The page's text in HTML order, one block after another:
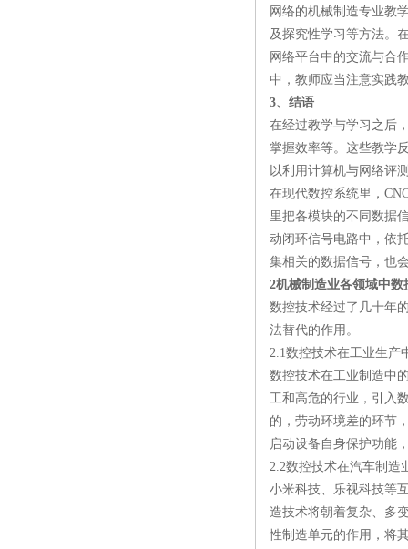
网络的机械制造专业教
及探究性学习等方法。
网络平台中的交流与合
中，教师应当注意实践
3、结语
在经过教学与学习之后
掌握效率等。这些教学
以利用计算机与网络评
在现代数控系统里，
里把各模块的不同数据
动闭环信号电路中，依
集相关的数据信号，也
2机械制造业各领域中
数控技术经过了几十年
法替代的作用。
2.1数控技术在工业生产
数控技术在工业制造中
工和高危的行业，引入
的，劳动环境差的环节
启动设备自身保护功能
2.2数控技术在汽车制造
小米科技、乐视科技等
造技术将朝着复杂、多
性制造单元的作用，将